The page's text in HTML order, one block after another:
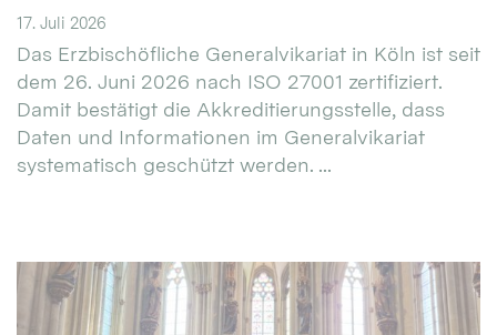
17. Juli 2026
Das Erzbischöfliche Generalvikariat in Köln ist seit
dem 26. Juni 2026 nach ISO 27001 zertifiziert.
Damit bestätigt die Akkreditierungsstelle, dass
Daten und Informationen im Generalvikariat
systematisch geschützt werden. ...